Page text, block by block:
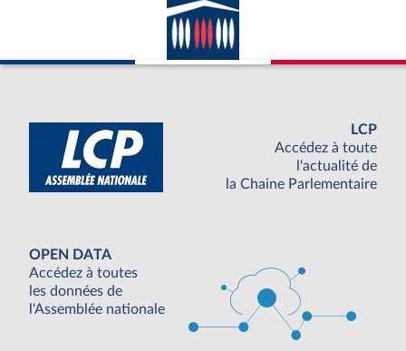
LCP
Accédez à toute
l'actualité de
la Chaine Parlementaire
OPEN DATA
Accédez à toutes
les données de
l'Assemblée nationale